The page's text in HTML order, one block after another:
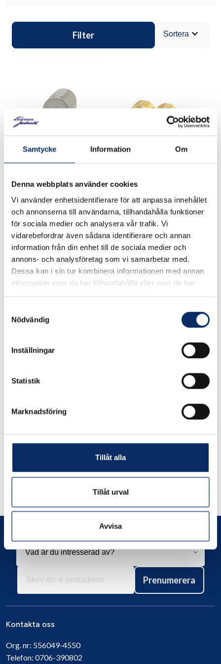
Samtycke Information Om
Denna webbplats använder cookies
Vi använder enhetsidentifierare för att anpassa innehållet
och annonserna till användarna, tillhandahålla funktioner
för sociala medier och analysera vår trafik. Vi
vidarebefordrar även sådana identifierare och annan
information från din enhet till de sociala medier och
annons- och analysföretag som vi samarbetar med.
Dessa kan i sin tur kombinera informationen med annan
information som du har tillhandahållit eller som de har
samlat in när du har använt deras tjänster.
Nödvändig
Inställningar
Statistik
Marknadsföring
Tillåt alla
Tillåt urval
Avvisa
Filter Sortera expand_more
Cylinder HABO 601 7-
338kr
exkl. moms: 270kr
Dubbelcylinder rund
1 740kr
exkl. moms: 1 392kr
1 155kr
Prenumerera
Kontakta oss
Org. nr: 556049-4550
Telefon: 0706-390802